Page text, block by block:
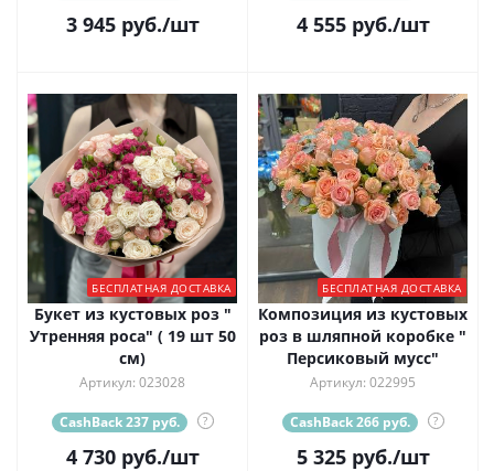
3 945руб./шт 4 555руб./шт
БЕСПЛАТНАЯ ДОСТАВКА
Букет из кустовых роз "
Утренняя роса" ( 19 шт 50
см)
Артикул: 023028
CashBack 237 руб. ?
4 730руб./шт
БЕСПЛАТНАЯ ДОСТАВКА
Композиция из кустовых
роз в шляпной коробке "
Персиковый мусс"
Артикул: 022995
CashBack 266 руб. ?
5 325руб./шт